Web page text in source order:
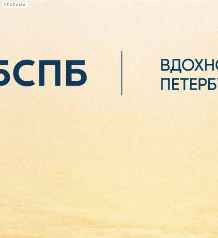
РЕКЛАМА
Сегодня:
2026.08.06